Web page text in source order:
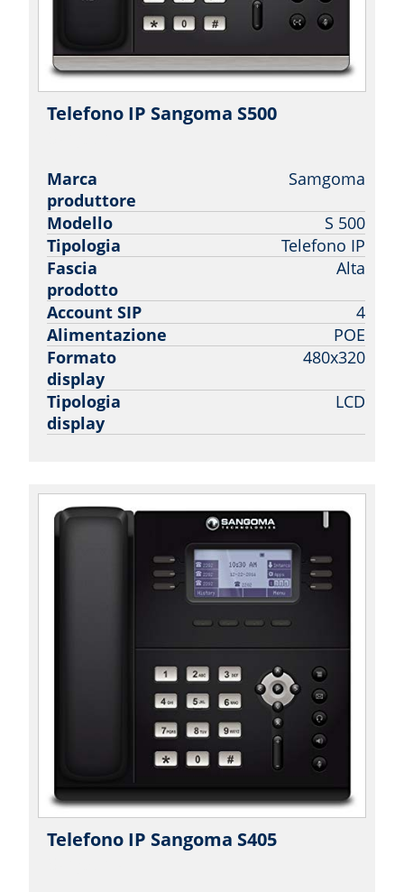
Telefono IP Sangoma S500
Marca
produttore
Samgoma
Modello
S 500
Tipologia
Telefono IP
Fascia
prodotto
Alta
Account SIP
4
Alimentazione
POE
Formato
display
480x320
Tipologia
display
LCD
Telefono IP Sangoma S405